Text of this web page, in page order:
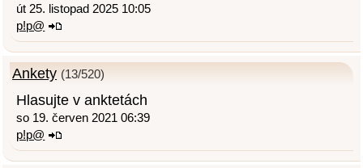
út 25. listopad 2025 10:05
p!p@
Ankety (13/520)
Hlasujte v anktetách
so 19. červen 2021 06:39
p!p@